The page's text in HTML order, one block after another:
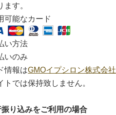
ます。
可能なカード
い方法
いのみ
情報はGMOイプシロン株式会社
トでは保持致しません。
り込みをご利用の場合